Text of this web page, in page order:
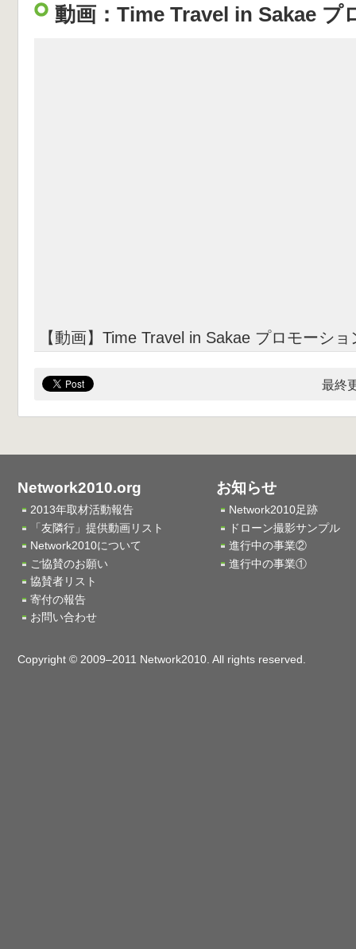
動画：Time Travel in Sakae プ
【動画】Time Travel in Sakae プロモーショ
最終
Network2010.org
2013年取材活動報告
「友隣行」提供動画リスト
Network2010について
ご協賛のお願い
協賛者リスト
寄付の報告
お問い合わせ
お知らせ
Network2010足跡
ドローン撮影サンプル
進行中の事業②
進行中の事業①
Copyright © 2009–2011 Network2010. All rights reserved.